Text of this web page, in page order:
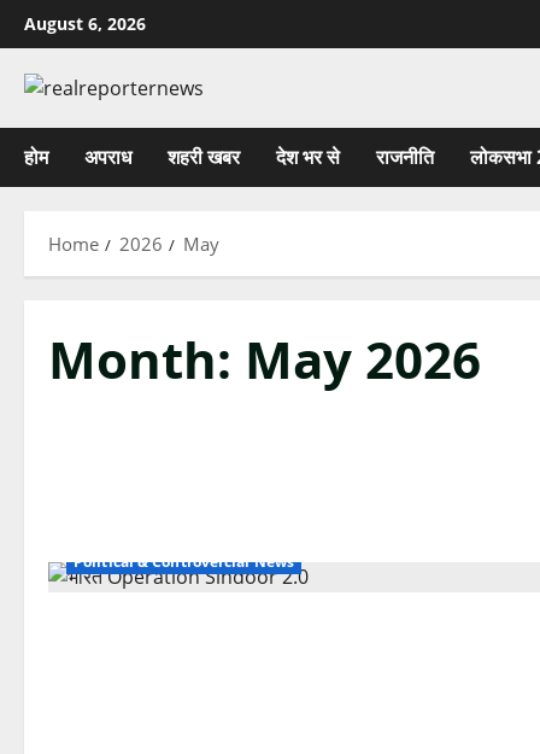
Skip
to
content
August 6, 2026
होम अपराध शहरी खबर देश भर से राजनीति लोकसभा
Home 2026 May
Month: May 2026
Political & Controvercial News